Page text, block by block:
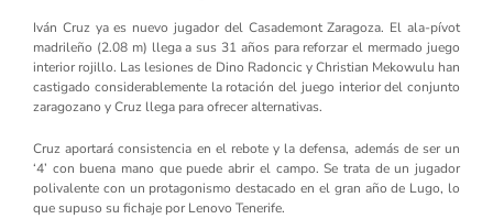
Iván Cruz ya es nuevo jugador del Casademont Zaragoza. El ala-pívot
madrileño (2.08 m) llega a sus 31 años para reforzar el mermado juego
interior rojillo. Las lesiones de Dino Radoncic y Christian Mekowulu han
castigado considerablemente la rotación del juego interior del conjunto
zaragozano y Cruz llega para ofrecer alternativas.
Cruz aportará consistencia en el rebote y la defensa, además de ser un
‘4’ con buena mano que puede abrir el campo. Se trata de un jugador
polivalente con un protagonismo destacado en el gran año de Lugo, lo
que supuso su fichaje por Lenovo Tenerife.